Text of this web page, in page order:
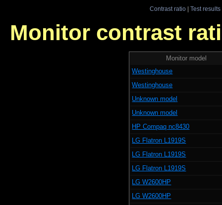
Contrast ratio| Test results
Monitor contrast
Monitor model
Westinghouse
Westinghouse
Unknown model
Unknown model
HP Compaq nc8430
LG Flatron L1919S
LG Flatron L1919S
LG Flatron L1919S
LG W2600HP
LG W2600HP